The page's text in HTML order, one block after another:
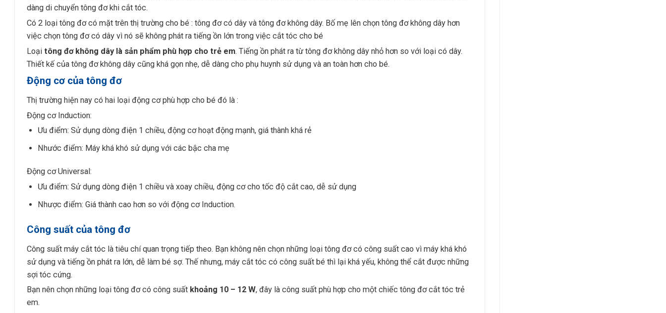
dàng di chuyển tông đơ khi cắt tóc.
Có 2 loại tông đơ có mặt trên thị trường cho bé : tông đơ có dây và tông đơ không dây. Bố mẹ lên chọn tông đơ không dây hơn
việc chọn tông đơ có dây vì nó sẽ không phát ra tiếng ồn lớn trong việc cắt tóc cho bé
Loại tông đơ không dây là sản phẩm phù hợp cho trẻ em. Tiếng ồn phát ra từ tông đơ không dây nhỏ hơn so với loại có dây.
Thiết kế của tông đơ không dây cũng khá gọn nhẹ, dễ dàng cho phụ huynh sử dụng và an toàn hơn cho bé.
Động cơ của tông đơ
Thị trường hiện nay có hai loại động cơ phù hợp cho bé đó là :
Động cơ Induction:
Ưu điểm: Sử dụng dòng điện 1 chiều, động cơ hoạt động mạnh, giá thành khá rẻ
Nhước điểm: Máy khá khó sử dụng với các bậc cha mẹ
Động cơ Universal:
Ưu điểm: Sử dụng dòng điện 1 chiều và xoay chiều, động cơ cho tốc độ cắt cao, dễ sử dụng
Nhược điểm: Giá thành cao hơn so với động cơ Induction.
Công suất của tông đơ
Công suất máy cắt tóc là tiêu chí quan trọng tiếp theo. Bạn không nên chọn những loại tông đơ có công suất cao vì máy khá khó
sử dụng và tiếng ồn phát ra lớn, dễ làm bé sợ. Thế nhưng, máy cắt tóc có công suất bé thì lại khá yếu, không thể cắt được những
sợi tóc cứng.
Bạn nên chọn những loại tông đơ có công suất khoảng 10 – 12 W, đây là công suất phù hợp cho một chiếc tông đơ cắt tóc trẻ
em.